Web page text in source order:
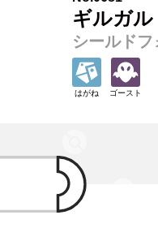
ギルガル
シールドフ
はがね ゴースト